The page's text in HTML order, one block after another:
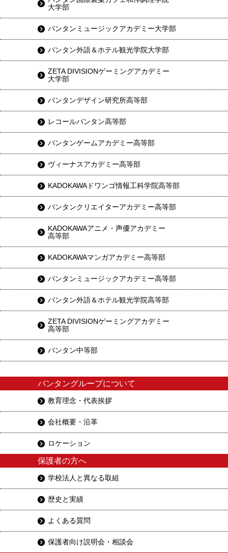
大学部
バンタンミュージックアカデミー大学部
バンタン外語＆ホテル観光学院大学部
ZETA DIVISIONゲーミングアカデミー
大学部
バンタンデザイン研究所高等部
レコールバンタン高等部
バンタンゲームアカデミー高等部
ヴィーナスアカデミー高等部
KADOKAWAドワンゴ情報工科学院高等部
バンタンクリエイターアカデミー高等部
KADOKAWAアニメ・声優アカデミー
高等部
KADOKAWAマンガアカデミー高等部
バンタンミュージックアカデミー高等部
バンタン外語＆ホテル観光学院高等部
ZETA DIVISIONゲーミングアカデミー
高等部
バンタン中等部
バンタングループについて
教育理念・代表挨拶
会社概要・沿革
ロケーション
保護者の方へ
学校法人と異なる取組
歴史と実績
よくある質問
保護者向け説明会・相談会